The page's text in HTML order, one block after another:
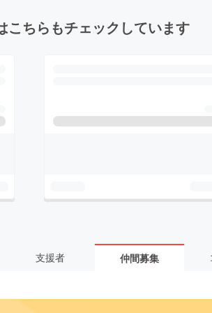
こちらもチェックしています
支援者 仲間募集